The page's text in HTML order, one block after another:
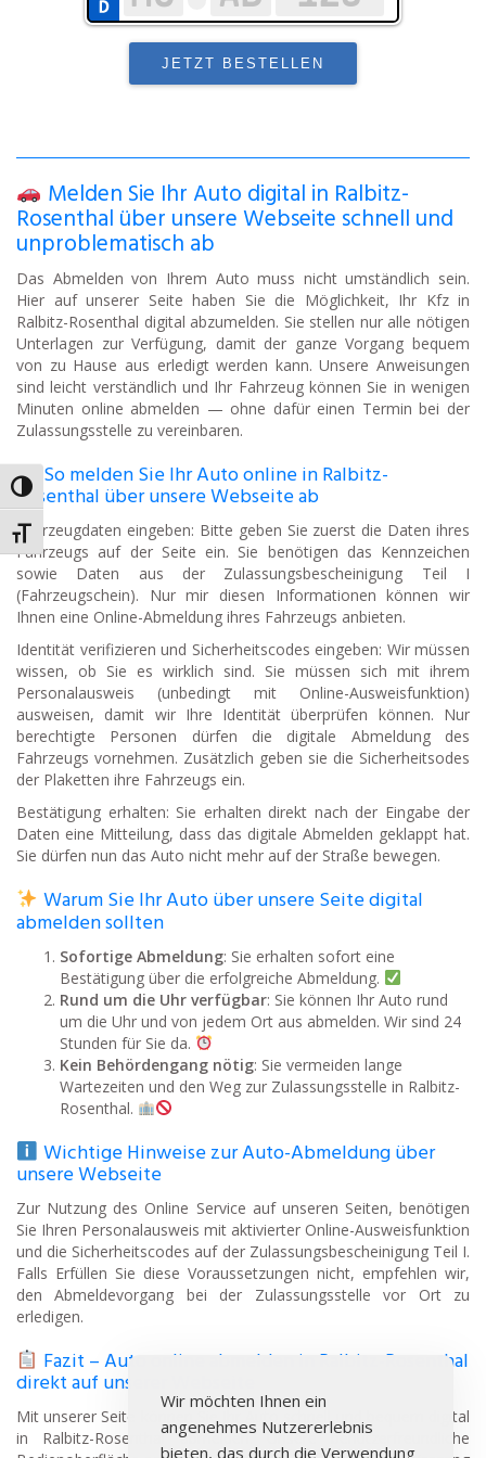
Umschalten auf hohe Kontraste
Schrift vergrößern
Melden Sie Ihr Auto digital in Ralbitz-
Rosenthal über unsere Webseite schnell und
unproblematisch ab
Das Abmelden von Ihrem Auto muss nicht umständlich sein.
Hier auf unserer Seite haben Sie die Möglichkeit, Ihr Kfz in
Ralbitz-Rosenthal digital abzumelden. Sie stellen nur alle nötigen
Unterlagen zur Verfügung, damit der ganze Vorgang bequem
von zu Hause aus erledigt werden kann. Unsere Anweisungen
sind leicht verständlich und Ihr Fahrzeug können Sie in wenigen
Minuten online abmelden — ohne dafür einen Termin bei der
Zulassungsstelle zu vereinbaren.
So melden Sie Ihr Auto online in Ralbitz-
Rosenthal über unsere Webseite ab
Fahrzeugdaten eingeben: Bitte geben Sie zuerst die Daten ihres
Fahrzeugs auf der Seite ein. Sie benötigen das Kennzeichen
sowie Daten aus der Zulassungsbescheinigung Teil I
(Fahrzeugschein). Nur mir diesen Informationen können wir
Ihnen eine Online-Abmeldung ihres Fahrzeugs anbieten.
Identität verifizieren und Sicherheitscodes eingeben: Wir müssen
wissen, ob Sie es wirklich sind. Sie müssen sich mit ihrem
Personalausweis (unbedingt mit Online-Ausweisfunktion)
ausweisen, damit wir Ihre Identität überprüfen können. Nur
berechtigte Personen dürfen die digitale Abmeldung des
Fahrzeugs vornehmen. Zusätzlich geben sie die Sicherheitsodes
der Plaketten ihre Fahrzeugs ein.
Bestätigung erhalten: Sie erhalten direkt nach der Eingabe der
Daten eine Mitteilung, dass das digitale Abmelden geklappt hat.
Sie dürfen nun das Auto nicht mehr auf der Straße bewegen.
Warum Sie Ihr Auto über unsere Seite digital
abmelden sollten
Sofortige Abmeldung: Sie erhalten sofort eine
Bestätigung über die erfolgreiche Abmeldung.
Rund um die Uhr verfügbar: Sie können Ihr Auto rund
um die Uhr und von jedem Ort aus abmelden. Wir sind 24
Stunden für Sie da.
Kein Behördengang nötig: Sie vermeiden lange
Wartezeiten und den Weg zur Zulassungsstelle in Ralbitz-
Rosenthal.
Wichtige Hinweise zur Auto-Abmeldung über
unsere Webseite
Zur Nutzung des Online Service auf unseren Seiten, benötigen
Sie Ihren Personalausweis mit aktivierter Online-Ausweisfunktion
und die Sicherheitscodes auf der Zulassungsbescheinigung Teil I.
Falls Erfüllen Sie diese Voraussetzungen nicht, empfehlen wir,
den Abmeldevorgang bei der Zulassungsstelle vor Ort zu
erledigen.
Fazit – Auto online abmelden in Ralbitz-Rosenthal
direkt auf unserer Webseite
Mit unserer Seite können Sie Ihr Auto schnell und bequem digital
in Ralbitz-Rosenthal abmelden. Unsere benutzerfreundliche
Wir möchten Ihnen ein
angenehmes Nutzererlebnis
bieten, das durch die Verwendung